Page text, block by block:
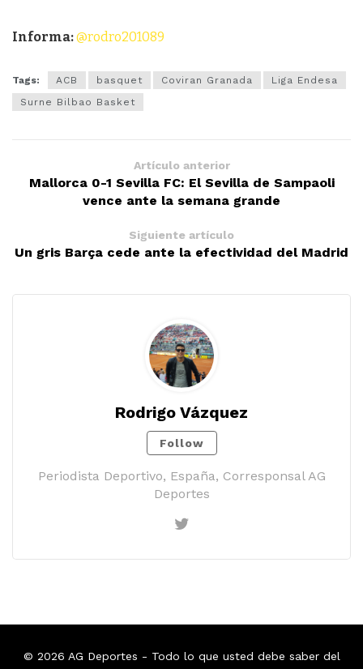
Informa:@rodro201089
Tags: ACB basquet Coviran Granada
Liga Endesa
Surne Bilbao Basket
Artículo anterior
Mallorca 0-1 Sevilla FC: El Sevilla de Sampaoli
vence ante la semana grande
Siguiente artículo
Un gris Barça cede ante la efectividad del Madrid
Rodrigo Vázquez
Follow
Periodista Deportivo, España, Corresponsal AG
Deportes
© 2026 AG Deportes - Todo lo que usted debe saber del